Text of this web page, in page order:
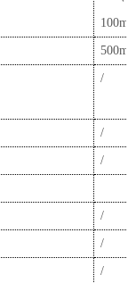
100ml
500ml
/
/
/
/
/
/